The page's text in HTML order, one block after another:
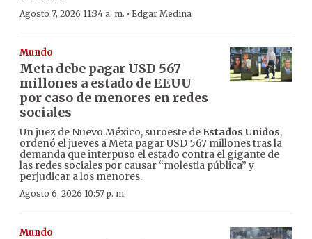
Agosto 7, 2026 11:34 a. m. · Edgar Medina
Mundo
Meta debe pagar USD 567
millones a estado de EEUU
por caso de menores en redes
sociales
Un juez de Nuevo México, suroeste de Estados Unidos,
ordenó el jueves a Meta pagar USD 567 millones tras la
demanda que interpuso el estado contra el gigante de
las redes sociales por causar “molestia pública” y
perjudicar a los menores.
Agosto 6, 2026 10:57 p. m.
Mundo